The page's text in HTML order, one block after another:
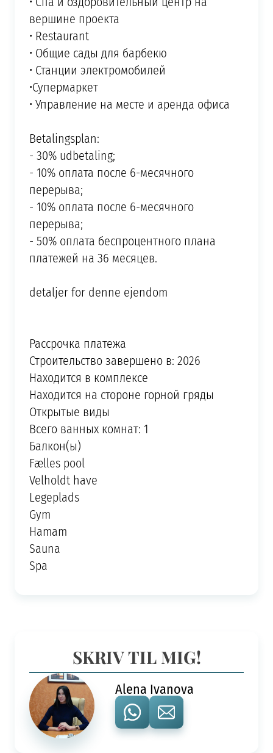
вершине проекта
• Restaurant
• Общие сады для барбекю
• Станции электромобилей
•Супермаркет
• Управление на месте и аренда офиса
Betalingsplan:
- 30% udbetaling;
- 10% оплата после 6-месячного
перерыва;
- 10% оплата после 6-месячного
перерыва;
- 50% оплата беспроцентного плана
платежей на 36 месяцев.
detaljer for denne ejendom
Рассрочка платежа
Строительство завершено в: 2026
Находится в комплексе
Находится на стороне горной гряды
Открытые виды
Всего ванных комнат: 1
Балкон(ы)
Fælles pool
Velholdt have
Legeplads
Gym
Hamam
Sauna
Spa
SKRIV TIL MIG!
Alena Ivanova